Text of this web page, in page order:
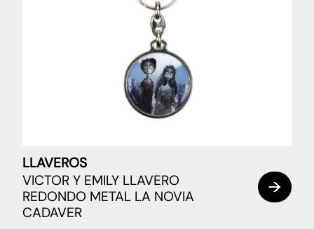
LLAVEROS
VICTOR Y EMILY LLAVERO
REDONDO METAL LA NOVIA
CADAVER